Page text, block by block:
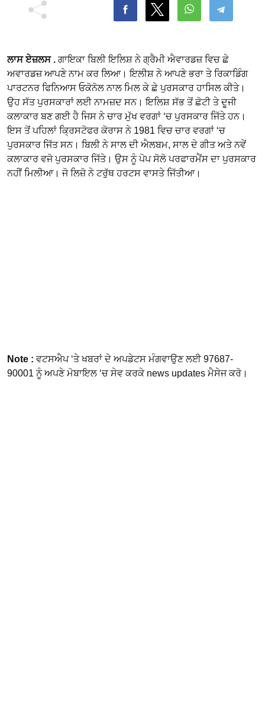
ਲਾਸ ਏਜ਼ਲਸ . ਗਾਇਕਾ ਬਿਲੀ ਇਲਿਸ਼ ਨੇ ਗ੍ਰੈਮੀ ਐਵਾਰਡਜ਼ ਵਿਚ ਛੇ
ਅਵਾਰਡਜ਼ ਆਪਣੇ ਨਾਮ ਕਰ ਲਿਆ। ਇਲੀਸ਼ ਨੇ ਆਪਣੇ ਭਰਾ ਤੇ ਰਿਕਾਡਿੰਗ
ਪਾਰਟਨਰ ਫਿਨਿਆਸ ਓਕੋਨੋਲ ਨਾਲ ਮਿਲ ਕੇ ਛੇ ਪੁਰਸਕਾਰ ਹਾਸਿਲ ਕੀਤੇ।
ਉਹ ਸੱਤ ਪੁਰਸਕਾਰਾਂ ਲਈ ਨਾਮਜ਼ਦ ਸਨ। ਇਲਿਸ਼ ਸੱਭ ਤੋਂ ਛੋਟੀ ਤੇ ਦੂਜੀ
ਕਲਾਕਾਰ ਬਣ ਗਈ ਹੈ ਜਿਸ ਨੇ ਚਾਰ ਮੁੱਖ ਵਰਗਾਂ ‘ਚ ਪੁਰਸਕਾਰ ਜਿੱਤੇ ਹਨ।
ਇਸ ਤੋਂ ਪਹਿਲਾਂ ਕ੍ਰਿਸਟੋਫਰ ਕੋਰਾਸ ਨੇ 1981 ਵਿਚ ਚਾਰ ਵਰਗਾਂ ‘ਚ
ਪੁਰਸਕਾਰ ਜਿੱਤ ਸਨ। ਬਿਲੀ ਨੇ ਸਾਲ ਦੀ ਐਲਬਮ, ਸਾਲ ਦੇ ਗੀਤ ਅਤੇ ਨਵੇਂ
ਕਲਾਕਾਰ ਵਜੋ ਪੁਰਸਕਾਰ ਜਿੱਤੇ। ਉਸ ਨੂੰ ਪੋਪ ਸੋਲੋ ਪਰਫਾਰਮੈਂਸ ਦਾ ਪੁਰਸਕਾਰ
ਨਹੀਂ ਮਿਲੀਆ। ਜੋ ਲਿਜ਼ੋ ਨੇ ਟਰੁੱਥ ਹਰਟਸ ਵਾਸਤੇ ਜਿੱਤੀਆ।
Note : ਵਟਸਐਪ ‘ਤੇ ਖਬਰਾਂ ਦੇ ਅਪਡੇਟਸ ਮੰਗਵਾਉਣ ਲਈ 97687-
90001 ਨੂੰ ਅਪਣੇ ਮੋਬਾਇਲ ‘ਚ ਸੇਵ ਕਰਕੇ news updates ਮੈਸੇਜ ਕਰੋ।